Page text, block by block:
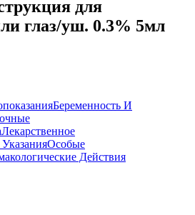
для
глаз/уш. 0.3% 5мл
Беременность И
Лекарственное
Особые
Действия